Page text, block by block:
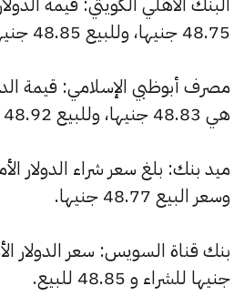
48.75 جنيها، وللبيع 48.85 جنيها.
مصرف أبوظبي الإسلامي: قيمة
هي 48.83 جنيها، وللبيع 48.92 جنيها.
وسعر البيع 48.77 جنيها.
جنيها للشراء و 48.85 للبيع.